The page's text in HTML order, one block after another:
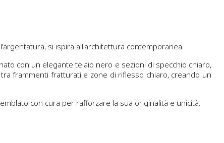
si ispira all'architettura contemporanea.
con un elegante telaio nero e sezioni di specchio chiaro,
frammenti fratturati e zone di riflesso chiaro, creando un
con cura per rafforzare la sua originalità e unicità.